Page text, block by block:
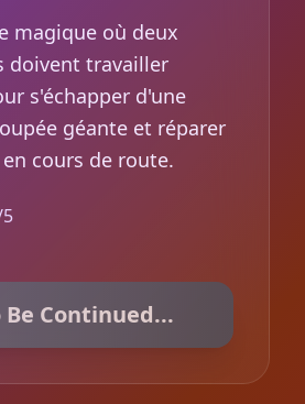
magique où deux
doivent travailler
s'échapper d'une
géante et réparer
cours de route.
Be Continued...